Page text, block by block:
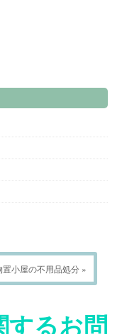
置小屋の不用品処分 »
するお問